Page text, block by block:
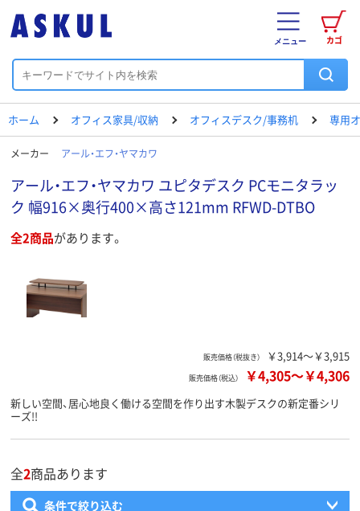
カゴ
メニュー
ホーム オフィス家具/収納 オフィスデスク/事務机 専用
メーカー アール・エフ・ヤマカワ
アール・エフ・ヤマカワ ユピタデスク PCモニタラッ
ク 幅916×奥行400×高さ121mm RFWD-DTBO
全2商品があります。
販売価格（税抜き） ￥3,914～￥3,915
販売価格（税込） ￥4,305～￥4,306
新しい空間、居心地良く働ける空間を作り出す木製デスクの新定番シリ
ーズ!!
全2商品あります
条件で絞り込む